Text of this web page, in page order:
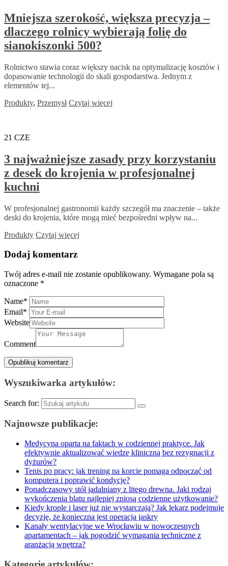
Mniejsza szerokość, większa precyzja –
dlaczego rolnicy wybierają folię do
sianokiszonki 500?
Rolnictwo stawia coraz większy nacisk na optymalizację kosztów i
dopasowanie technologii do skali gospodarstwa. Jednym z
elementów tej...
Produkty, Przemysł Czytaj więcej
21 CZE
3 najważniejsze zasady przy korzystaniu
z desek do krojenia w profesjonalnej
kuchni
W profesjonalnej gastronomii każdy szczegół ma znaczenie – także
deski do krojenia, które mogą mieć bezpośredni wpływ na...
Produkty Czytaj więcej
Dodaj komentarz
Twój adres e-mail nie zostanie opublikowany. Wymagane pola są
oznaczone *
Name*
Email*
Website
Comment
Wyszukiwarka artykułów:
Search for:
Najnowsze publikacje:
Medycyna oparta na faktach w codziennej praktyce. Jak
efektywnie aktualizować wiedzę kliniczną bez rezygnacji z
dyżurów?
Tenis po pracy: jak trening na korcie pomaga odpocząć od
komputera i poprawić kondycję?
Ponadczasowy stół jadalniany z litego drewna. Jaki rodzaj
wykończenia blatu najlepiej zniosą codzienne użytkowanie?
Kiedy krople i laser już nie wystarczają? Jak lekarz podejmuje
decyzję, że konieczna jest operacja jaskry
Kanały wentylacyjne we Wrocławiu w nowoczesnych
apartamentach – jak pogodzić wymagania techniczne z
aranżacją wnętrza?